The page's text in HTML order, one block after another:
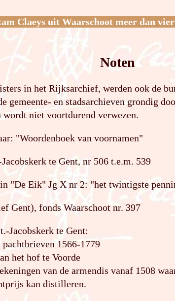
Claeys uit Waarschoot meer dan
Noten
in het Rijksarchief, werden ook de
gemeente- en stadsarchieven grondig
wordt niet voortdurend verwezen.
"Woordenboek van voornamen"
te Gent, nr 506 t.e.m. 539
in "De Eik" Jg X nr 2: "het twintigste
Gent), fonds Waarschoot nr. 397
Jacobskerk te Gent:
pachtbrieven 1566-1779
het hof te Voorde
van de armendis vanaf 1508
kan distilleren.